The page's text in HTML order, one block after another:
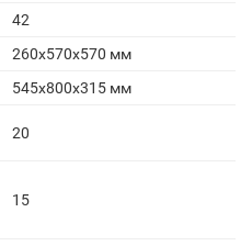
42
260x570x570 мм
545x800x315 мм
20
15